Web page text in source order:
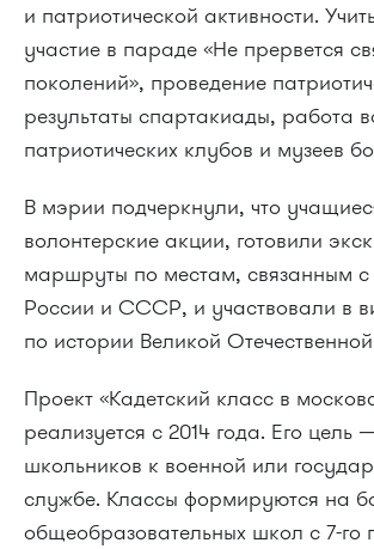
и патриотической активности.
участие в параде «Не прервется
поколений», проведение
результаты спартакиады, работа
патриотических клубов и музеев
В мэрии подчеркнули, что
волонтерские акции, готовили
маршруты по местам, связанным с
России и СССР, и участвовали в
по истории Великой
Проект «Кадетский класс в
реализуется с 2014 года. Его цель
школьников к военной или
службе. Классы формируются на
общеобразовательных школ с 7-го